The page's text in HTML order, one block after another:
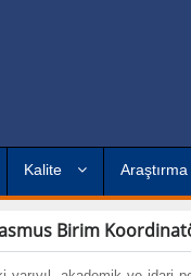
Kalite
Birim